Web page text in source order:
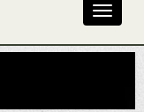
Toggle